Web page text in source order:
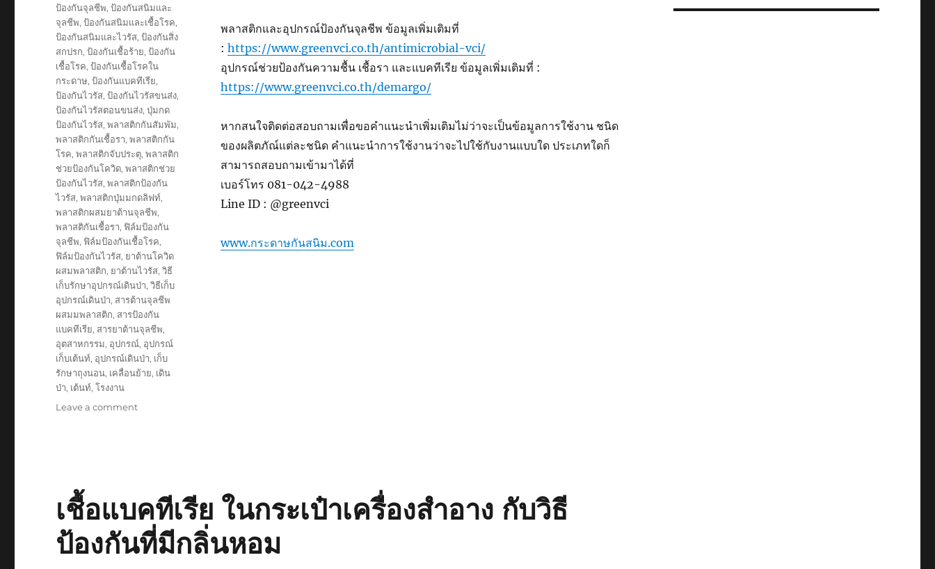
พลาสติกและอุปกรณ์ป้องกันจุลชีพ ข้อมูลเพิ่มเติมที่
: https://www.greenvci.co.th/antimicrobial-vci/
อุปกรณ์ช่วยป้องกันความชื้น เชื้อรา และแบคทีเรีย ข้อมูลเพิ่มเติมที่ :
https://www.greenvci.co.th/demargo/
หากสนใจติดต่อสอบถามเพื่อขอคำแนะนำเพิ่มเติมไม่ว่าจะเป็นข้อมูลการใช้งาน ชนิด
ของผลิตภัณ์แต่ละชนิด คำแนะนำการใช้งานว่าจะไปใช้กับงานแบบใด ประเภทใดก็
สามารถสอบถามเข้ามาได้ที่
เบอร์โทร 081-042-4988
Line ID : @greenvci
www.กระดาษกันสนิม.com
ป้องกันจุลชีพ,ป้องกันสนิมและ
จุลชีพ,ป้องกันสนิมและเชื้อโรค,
ป้องกันสนิมและไวรัส,ป้องกันสิ่ง
สกปรก,ป้องกันเชื้อร้าย,ป้องกัน
เชื้อโรค,ป้องกันเชื้อโรคใน
กระดาษ,ป้องกันแบคทีเรีย,
ป้องกันไวรัส,ป้องกันไวรัสขนส่ง,
ป้องกันไวรัสตอนขนส่ง,ปุ่มกด
ป้องกันไวรัส,พลาสติกกันสัมพัม,
พลาสติกกันเชื้อรา,พลาสติกกัน
โรค,พลาสติกจับประตุ,พลาสติก
ช่วยป้องกันโควิด,พลาสติกช่วย
ป้องกันไวรัส,พลาสติกป้องกัน
ไวรัส,พลาสติกปุ่มมกดลิฟท์,
พลาสติกผสมยาต้านจุลชีพ,
พลาสติกันเชื้อรา, ฟิล์มป้องกัน
จุลชีพ, ฟิล์มป้องกันเชื้อโรค,
ฟิล์มป้องกันไวรัส, ยาต้านโควิด
ผสมพลาสติก, ยาต้านไวรัส,วิธี
เก็บรักษาอุปกรณ์เดินป่า,วิธีเก็บ
อุปกรณ์เดินป่า, สารต้านจุลชีพ
ผสมมพลาสติก, สารป้องกัน
แบคทีเรีย, สารยาต้านจุลชีพ,
อุตสาหกรรม, อุปกรณ์, อุปกรณ์
เก็บเต้นท์, อุปกรณ์เดินป่า, เก็บ
รักษาถุงนอน, เคลื่อนย้าย, เดิน
ป่า, เต้นท์,โรงงาน
Leave a commenton
ใช้
ซ้ำ
สำหรับ
จัด
เชื้อแบคทีเรีย ในกระเป๋าเครื่องสำอาง กับวิธี
ป้องกันที่มีกลิ่นหอม